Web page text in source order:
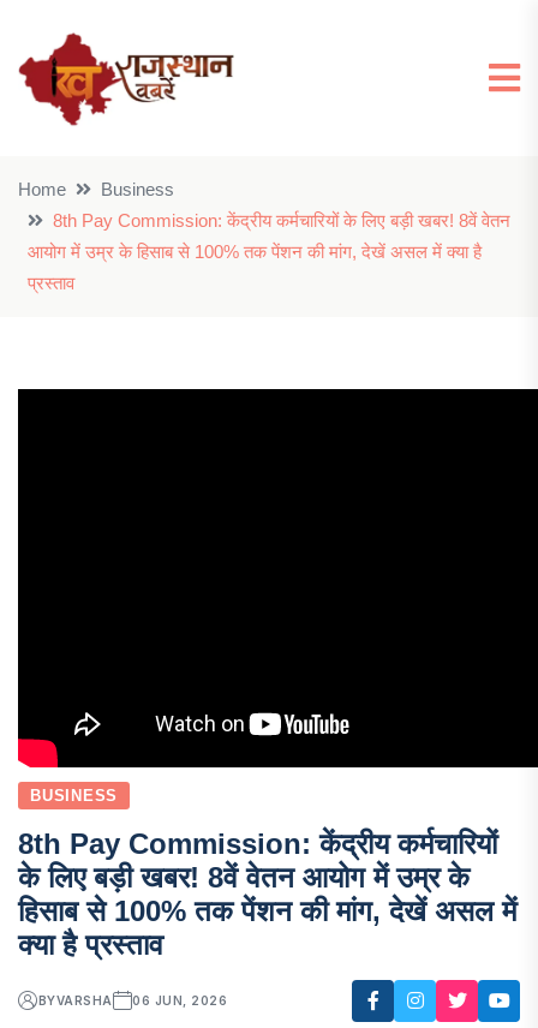
Home
Business
8th Pay Commission: केंद्रीय कर्मचारियों के लिए बड़ी खबर! 8वें वेतन
आयोग में उम्र के हिसाब से 100% तक पेंशन की मांग, देखें असल में क्या है
प्रस्ताव
BUSINESS
8th Pay Commission: केंद्रीय कर्मचारियों
के लिए बड़ी खबर! 8वें वेतन आयोग में उम्र के
हिसाब से 100% तक पेंशन की मांग, देखें असल में
क्या है प्रस्ताव
BYVARSHA 06 JUN, 2026